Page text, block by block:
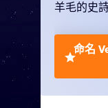
羊毛的史
命名